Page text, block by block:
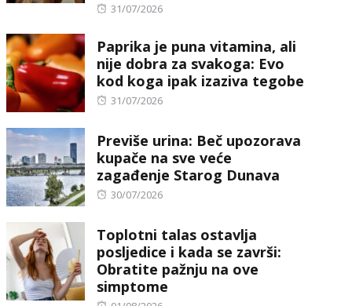
Posted
31/07/2026
Paprika je puna vitamina, ali
nije dobra za svakoga: Evo
kod koga ipak izaziva tegobe
Posted
31/07/2026
Previše urina: Beč upozorava
kupače na sve veće
zagađenje Starog Dunava
Posted
30/07/2026
Toplotni talas ostavlja
posljedice i kada se završi:
Obratite pažnju na ove
simptome